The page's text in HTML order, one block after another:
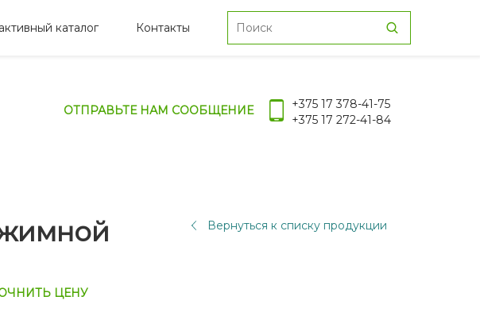
каталог Контакты
ОТПРАВЬТЕ НАМ СООБЩЕНИЕ
+375 17 378-41-75
+375 17 272-41-84
Вернуться к списку продукции
ЦЕНУ